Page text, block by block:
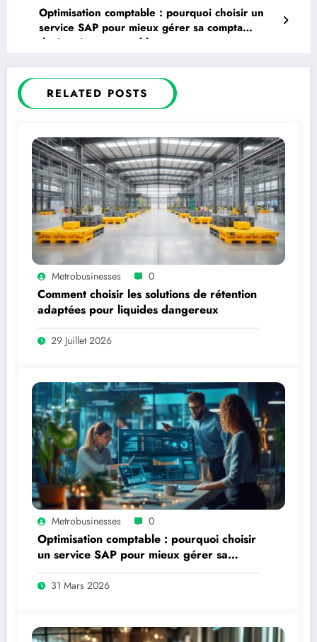
Optimisation comptable : pourquoi choisir un
service SAP pour mieux gérer sa compta
devient incontournable
RELATED POSTS
Metrobusinesses 0
Comment choisir les solutions de rétention
adaptées pour liquides dangereux
29 Juillet 2026
Metrobusinesses 0
Optimisation comptable : pourquoi choisir
un service SAP pour mieux gérer sa
compta devient incontournable
31 Mars 2026